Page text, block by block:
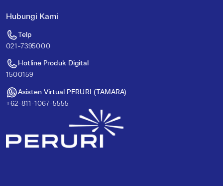
Hubungi Kami
Telp
021-7395000
Hotline Produk Digital
1500159
Asisten Virtual PERURI (TAMARA)
+62-811-1067-5555